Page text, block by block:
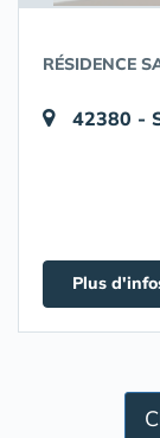
RÉSIDENCE
42380 -
Plus